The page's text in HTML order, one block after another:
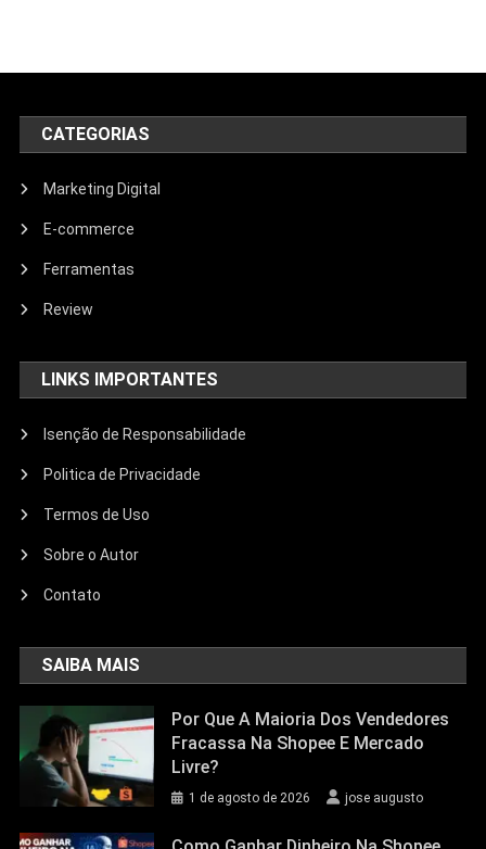
CATEGORIAS
Marketing Digital
E-commerce
Ferramentas
Review
LINKS IMPORTANTES
Isenção de Responsabilidade
Politica de Privacidade
Termos de Uso
Sobre o Autor
Contato
SAIBA MAIS
Por Que A Maioria Dos Vendedores
Fracassa Na Shopee E Mercado
Livre?
1 de agosto de 2026 jose augusto